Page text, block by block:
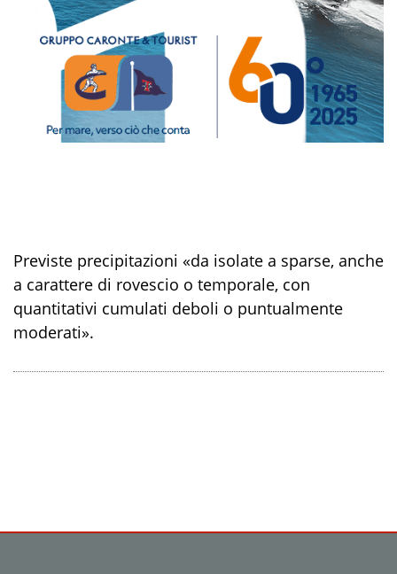
Previste precipitazioni «da isolate a sparse, anche
a carattere di rovescio o temporale, con
quantitativi cumulati deboli o puntualmente
moderati».